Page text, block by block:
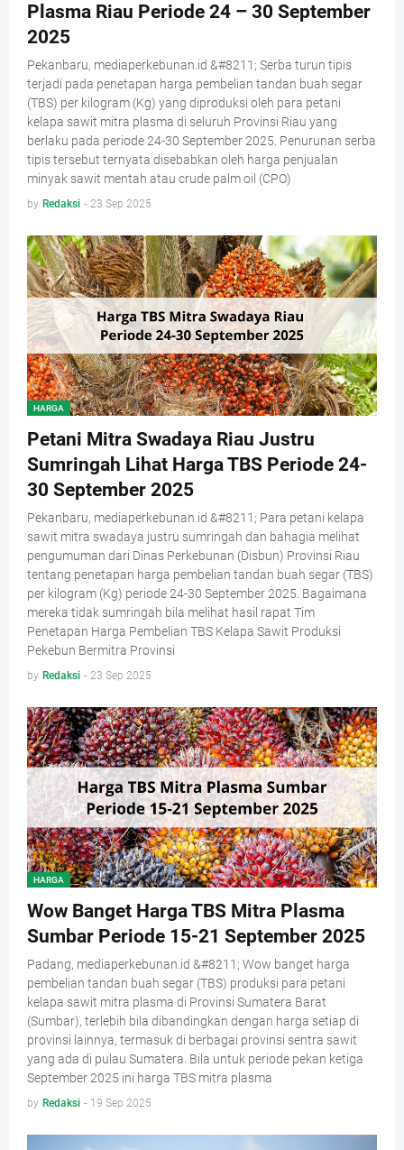
Plasma Riau Periode 24 – 30 September
2025
Pekanbaru, mediaperkebunan.id &#8211; Serba turun tipis
terjadi pada penetapan harga pembelian tandan buah segar
(TBS) per kilogram (Kg) yang diproduksi oleh para petani
kelapa sawit mitra plasma di seluruh Provinsi Riau yang
berlaku pada periode 24-30 September 2025. Penurunan serba
tipis tersebut ternyata disebabkan oleh harga penjualan
minyak sawit mentah atau crude palm oil (CPO)
by Redaksi - 23 Sep 2025
HARGA
Petani Mitra Swadaya Riau Justru
Sumringah Lihat Harga TBS Periode 24-
30 September 2025
Pekanbaru, mediaperkebunan.id &#8211; Para petani kelapa
sawit mitra swadaya justru sumringah dan bahagia melihat
pengumuman dari Dinas Perkebunan (Disbun) Provinsi Riau
tentang penetapan harga pembelian tandan buah segar (TBS)
per kilogram (Kg) periode 24-30 September 2025. Bagaimana
mereka tidak sumringah bila melihat hasil rapat Tim
Penetapan Harga Pembelian TBS Kelapa Sawit Produksi
Pekebun Bermitra Provinsi
by Redaksi - 23 Sep 2025
HARGA
Wow Banget Harga TBS Mitra Plasma
Sumbar Periode 15-21 September 2025
Padang, mediaperkebunan.id &#8211; Wow banget harga
pembelian tandan buah segar (TBS) produksi para petani
kelapa sawit mitra plasma di Provinsi Sumatera Barat
(Sumbar), terlebih bila dibandingkan dengan harga setiap di
provinsi lainnya, termasuk di berbagai provinsi sentra sawit
yang ada di pulau Sumatera. Bila untuk periode pekan ketiga
September 2025 ini harga TBS mitra plasma
by Redaksi - 19 Sep 2025